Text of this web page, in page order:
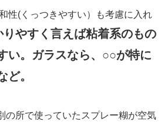
性(くっつきやすい）も考慮に入れ
りやすく言えば粘着系のもの
い。ガラスなら、○○が特に
ど。
の所で使っていたスプレー糊が空気